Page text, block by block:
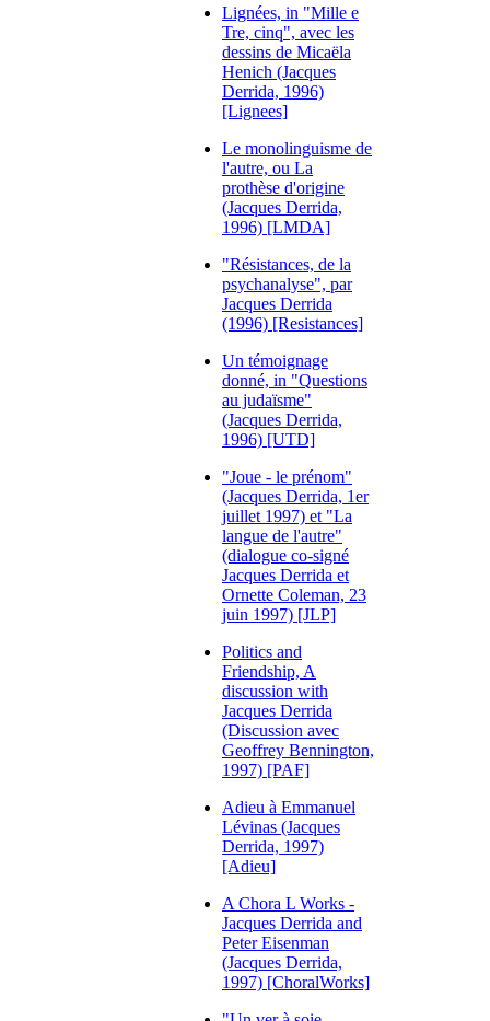
Lignées, in "Mille e
Tre, cinq", avec les
dessins de Micaëla
Henich (Jacques
Derrida, 1996)
[Lignees]
Le monolinguisme de
l'autre, ou La
prothèse d'origine
(Jacques Derrida,
1996) [LMDA]
"Résistances, de la
psychanalyse", par
Jacques Derrida
(1996) [Resistances]
Un témoignage
donné, in "Questions
au judaïsme"
(Jacques Derrida,
1996) [UTD]
"Joue - le prénom"
(Jacques Derrida, 1er
juillet 1997) et "La
langue de l'autre"
(dialogue co-signé
Jacques Derrida et
Ornette Coleman, 23
juin 1997) [JLP]
Politics and
Friendship, A
discussion with
Jacques Derrida
(Discussion avec
Geoffrey Bennington,
1997) [PAF]
Adieu à Emmanuel
Lévinas (Jacques
Derrida, 1997)
[Adieu]
A Chora L Works -
Jacques Derrida and
Peter Eisenman
(Jacques Derrida,
1997) [ChoralWorks]